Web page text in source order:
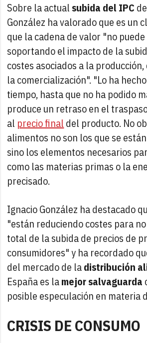
Sobre la actual subida del IPC
González ha valorado que es un
que la cadena de valor "no
soportando el impacto de la
costes asociados a la
la comercialización". "Lo ha
tiempo, hasta que no ha podido
produce un retraso en el
al precio final del producto. No
alimentos no son los que se
sino los elementos necesarios
como las materias primas o la
precisado.
Ignacio González ha destacado
"están reduciendo costes para
total de la subida de precios de
consumidores" y ha recordado
del mercado de ladistribución
España es lamejor salvaguarda
posible especulación en materia
CRISIS DE CONSUMO